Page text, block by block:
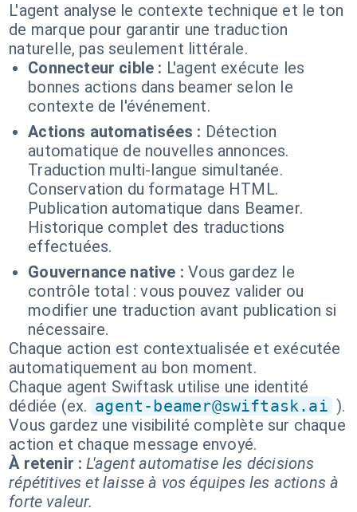
L'agent analyse le contexte technique et le ton
de marque pour garantir une traduction
naturelle, pas seulement littérale.
Connecteur cible : L'agent exécute les
bonnes actions dans beamer selon le
contexte de l'événement.
Actions automatisées : Détection
automatique de nouvelles annonces.
Traduction multi-langue simultanée.
Conservation du formatage HTML.
Publication automatique dans Beamer.
Historique complet des traductions
effectuées.
Gouvernance native : Vous gardez le
contrôle total : vous pouvez valider ou
modifier une traduction avant publication si
nécessaire.
Chaque action est contextualisée et exécutée
automatiquement au bon moment.
Chaque agent Swiftask utilise une identité
dédiée (ex. agent-beamer@swiftask.ai ).
Vous gardez une visibilité complète sur chaque
action et chaque message envoyé.
À retenir : L'agent automatise les décisions
répétitives et laisse à vos équipes les actions à
forte valeur.